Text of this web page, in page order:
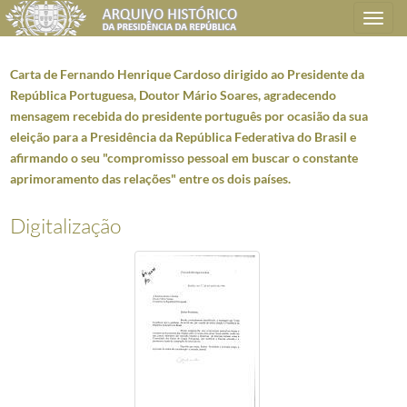
Toggle
navigation
Plano de classificação
Presidência da República
1906/2008-05-09
4851Brasil - Mensagens
Mensagem de felicitações dirigida pelo Presidente da República,
Mensagem de Fernando Collor, Presidente da República Federativa
Mensagem do Presidente da República, Mário Soares, dirigida ao
Carta oficial de Itamar Franco, Presidente da República Federativa do
Carta do Presidente da República, Mário Soares, dirigida a Itamar
Carta de Fernando Henrique Cardoso dirigido ao Presidente da
República Portuguesa, Doutor Mário Soares, agradecendo
mensagem recebida do presidente português por ocasião da sua
eleição para a Presidência da República Federativa do Brasil e
afirmando o seu "compromisso pessoal em buscar o constante
aprimoramento das relações" entre os dois países.
Digitalização